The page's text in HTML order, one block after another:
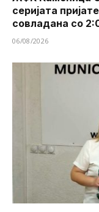
серијата
совладана со
06/08/2026